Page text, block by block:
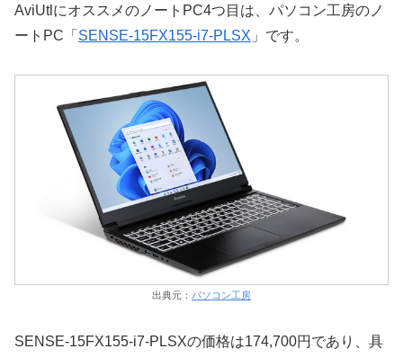
AviUtlにオススメのノートPC4つ目は、パソコン工房のノ
ートPC「 SENSE-15FX155-i7-PLSX 」です。
出典元： パソコン工房
SENSE-15FX155-i7-PLSXの価格は174,700円であり、具